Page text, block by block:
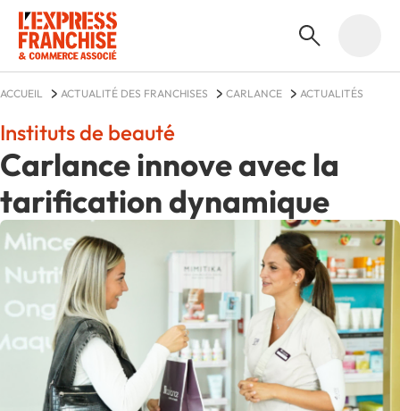
ACCUEIL ACTUALITÉ DES FRANCHISES CARLANCE ACTUALITÉS
Carlance innove avec la
tarification dynamique
Instituts de beauté